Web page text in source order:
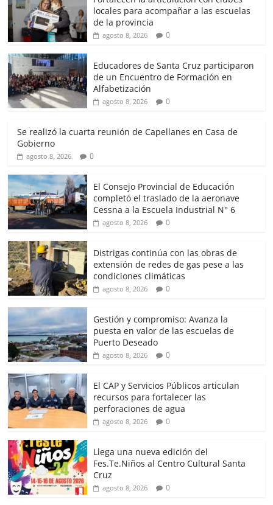
locales para acompañar a las escuelas
de la provincia
agosto 8, 2026 0
Educadores de Santa Cruz participaron
de un Encuentro de Formación en
Alfabetización
agosto 8, 2026 0
Se realizó la cuarta reunión de Capellanes en Casa de
Gobierno
agosto 8, 2026 0
El Consejo Provincial de Educación
completó el traslado de la aeronave
Cessna a la Escuela Industrial N° 6
agosto 8, 2026 0
Distrigas continúa con las obras de
extensión de redes de gas pese a las
condiciones climáticas
agosto 8, 2026 0
Gestión y compromiso: Avanza la
puesta en valor de las escuelas de
Puerto Deseado
agosto 8, 2026 0
El CAP y Servicios Públicos articulan
recursos para fortalecer las
perforaciones de agua
agosto 8, 2026 0
Llega una nueva edición del
Fes.Te.Niños al Centro Cultural Santa
Cruz
agosto 8, 2026 0